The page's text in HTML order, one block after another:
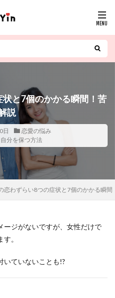
と7個のかかる瞬間！苦
説
日
恋愛の悩み
自分を保つ方法
恋わずらい8つの症状と7個のかかる瞬
ージがないですが、女性だけで
。
いていないことも!?